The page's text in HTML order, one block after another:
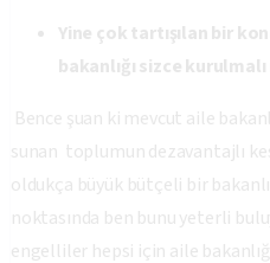
Yine çok tartışılan bir
bakanlığı sizce kurulmalı
Bence şuan ki mevcut aile
sunan toplumun dezavantajlı
oldukça büyük bütçeli bir
noktasında ben bunu yeterli
engelliler hepsi için aile